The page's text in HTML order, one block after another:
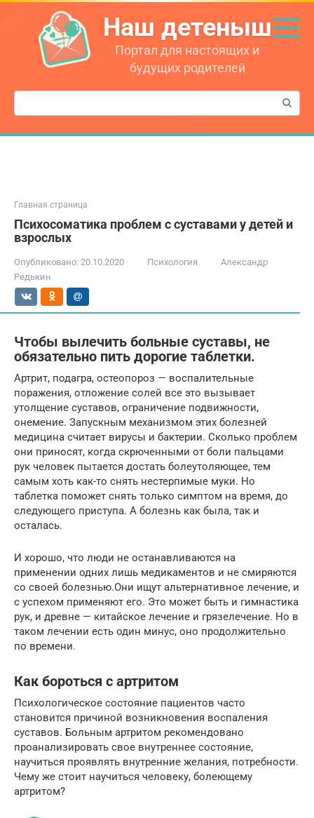
Перейти
контенту
Наш детеныш
Портал для настоящих и
будущих родителей
Поиск:
Главная страница
Психосоматика проблем с суставами у детей и
взрослых
Опубликовано: 20.10.2020 Психология
Александр
Редькин
Чтобы вылечить больные суставы, не
обязательно пить дорогие таблетки.
Артрит, подагра, остеопороз — воспалительные
поражения, отложение солей все это вызывает
утолщение суставов, ограничение подвижности,
онемение. Запускным механизмом этих болезней
медицина считает вирусы и бактерии. Сколько проблем
они приносят, когда скрюченными от боли пальцами
рук человек пытается достать болеутоляющее, тем
самым хоть как-то снять нестерпимые муки. Но
таблетка поможет снять только симптом на время, до
следующего приступа. А болезнь как была, так и
осталась.
И хорошо, что люди не останавливаются на
применении одних лишь медикаментов и не смиряются
со своей болезнью.Они ищут альтернативное лечение, и
с успехом применяют его. Это может быть и гимнастика
рук, и древне — китайское лечение и грязелечение. Но в
таком лечении есть один минус, оно продолжительно
по времени.
Как бороться с артритом
Психологическое состояние пациентов часто
становится причиной возникновения воспаления
суставов. Больным артритом рекомендовано
проанализировать свое внутреннее состояние,
научиться проявлять внутренние желания, потребности.
Чему же стоит научиться человеку, болеющему
артритом?